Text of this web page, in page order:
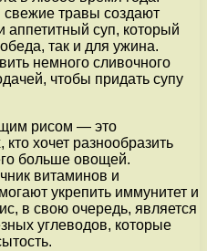
травы создают
суп, который
так и для ужина.
немного сливочного
чтобы придать супу
рисом — это
хочет разнообразить
больше овощей.
витаминов и
укрепить иммунитет и
в свою очередь, является
углеводов, которые